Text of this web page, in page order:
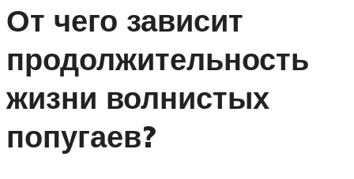
От чего зависит
продолжительность
жизни волнистых
попугаев?